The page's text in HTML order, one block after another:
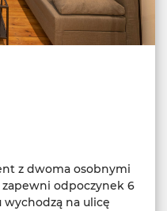
z dwoma osobnymi
odpoczynek 6
na ulicę